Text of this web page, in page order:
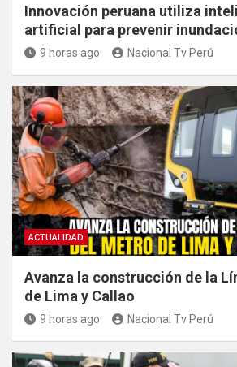
Innovación peruana utiliza
artificial para prevenir
9 horas ago Nacional Tv Perú
ACTUALIDAD
Avanza la construcción de la
de Lima y Callao
9 horas ago Nacional Tv Perú